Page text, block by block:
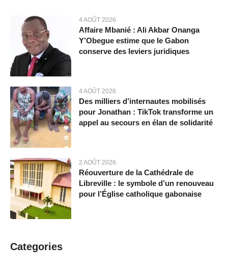
4 AOÛT 2026
Affaire Mbanié : Ali Akbar Onanga
Y’Obegue estime que le Gabon
conserve des leviers juridiques
4 AOÛT 2026
Des milliers d’internautes mobilisés
pour Jonathan : TikTok transforme un
appel au secours en élan de solidarité
2 AOÛT 2026
Réouverture de la Cathédrale de
Libreville : le symbole d’un renouveau
pour l’Église catholique gabonaise
Categories